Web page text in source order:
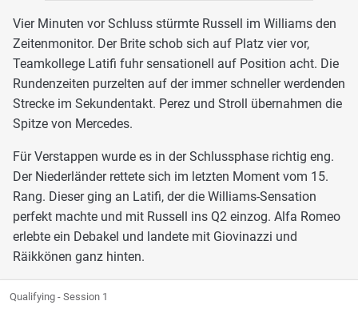
Vier Minuten vor Schluss stürmte Russell im Williams den
Zeitenmonitor. Der Brite schob sich auf Platz vier vor,
Teamkollege Latifi fuhr sensationell auf Position acht. Die
Rundenzeiten purzelten auf der immer schneller werdenden
Strecke im Sekundentakt. Perez und Stroll übernahmen die
Spitze von Mercedes.
Für Verstappen wurde es in der Schlussphase richtig eng.
Der Niederländer rettete sich im letzten Moment vom 15.
Rang. Dieser ging an Latifi, der die Williams-Sensation
perfekt machte und mit Russell ins Q2 einzog. Alfa Romeo
erlebte ein Debakel und landete mit Giovinazzi und
Räikkönen ganz hinten.
Qualifying - Session 1